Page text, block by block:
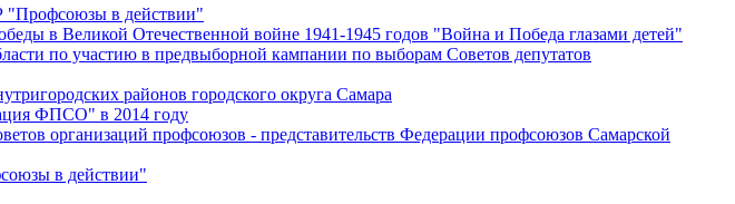
"Профсоюзы в действии"
в Великой Отечественной войне 1941-1945 годов "Война и Победа глазами детей"
по участию в предвыборной кампании по выборам Советов депутатов
районов городского округа Самара
ФПСО" в 2014 году
организаций профсоюзов - представительств Федерации профсоюзов Самарской
в действии"